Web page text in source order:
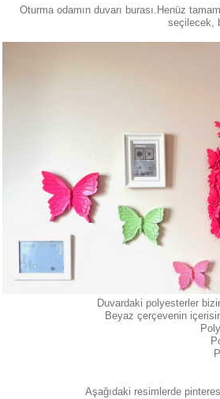
Oturma odamın duvarı burası.Henüz
seçilecek,
Duvardaki polyesterler
Beyaz çerçevenin
Aşağıdaki resimlerde